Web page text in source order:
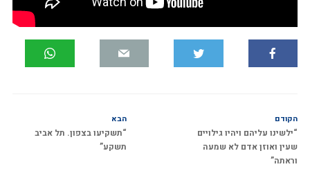
הקודם
“ילשינו עליהם ויהיו גילויים
שעין ואוזן אדם לא שמעה
וראתה”
הבא
“תשקיעו בצפון. תל אביב
תשקע”